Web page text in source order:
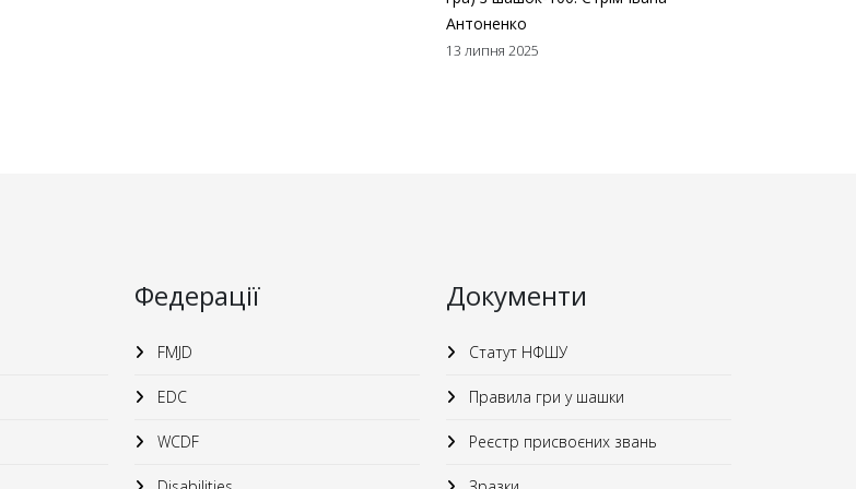
Антоненко
13 липня 2025
Федерації
FMJD
EDC
WCDF
Документи
Статут НФШУ
Правила гри у шашки
Реєстр присвоєних звань